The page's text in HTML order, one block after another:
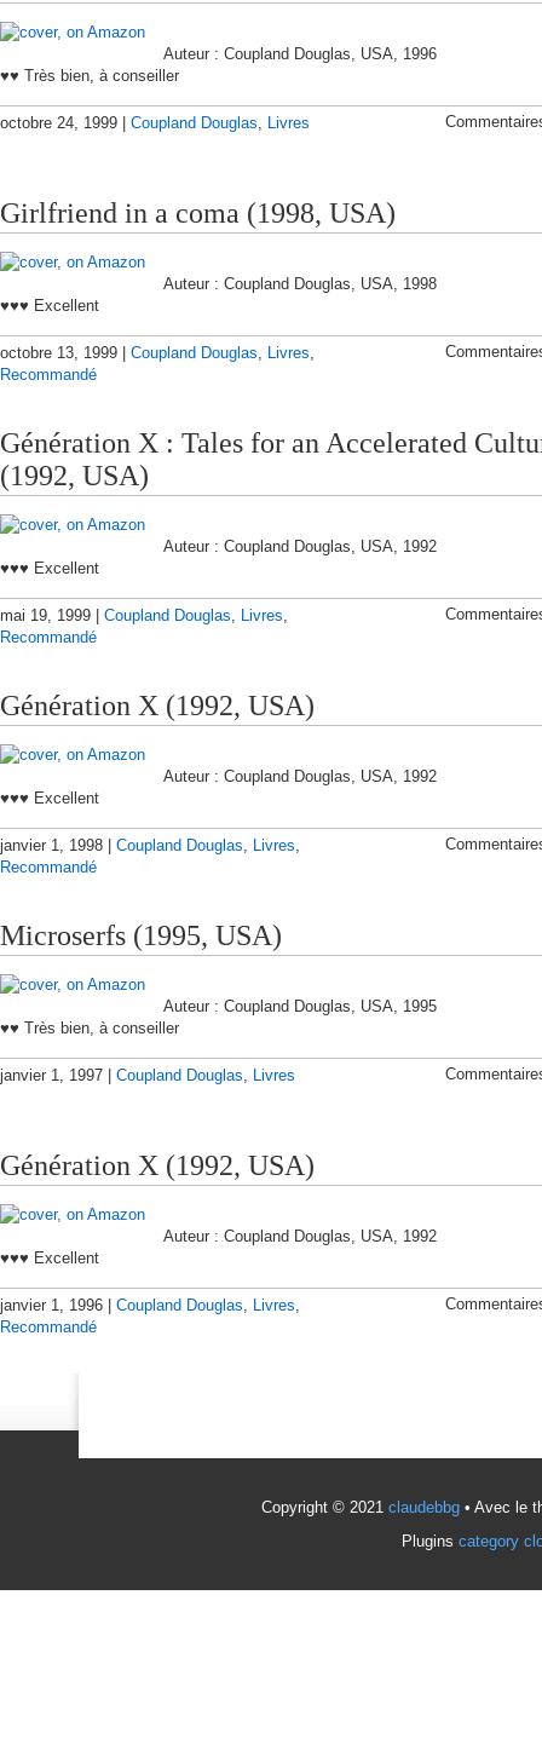
Auteur : Coupland Douglas, USA, 1996
♥♥ Très bien, à conseiller
octobre 24, 1999 | Coupland Douglas, Livres
Girlfriend in a coma (1998, USA)
Auteur : Coupland Douglas, USA, 1998
♥♥♥ Excellent
octobre 13, 1999 | Coupland Douglas, Livres,
Recommandé
Génération X : Tales for an Accelerated
(1992, USA)
Auteur : Coupland Douglas, USA, 1992
♥♥♥ Excellent
mai 19, 1999 | Coupland Douglas, Livres,
Recommandé
Génération X (1992, USA)
Auteur : Coupland Douglas, USA, 1992
♥♥♥ Excellent
janvier 1, 1998 | Coupland Douglas, Livres,
Recommandé
Microserfs (1995, USA)
Auteur : Coupland Douglas, USA, 1995
♥♥ Très bien, à conseiller
janvier 1, 1997 | Coupland Douglas, Livres
Génération X (1992, USA)
Auteur : Coupland Douglas, USA, 1992
♥♥♥ Excellent
janvier 1, 1996 | Coupland Douglas, Livres,
Recommandé
Copyright © 2021 claudebbg • Avec le
Plugins category